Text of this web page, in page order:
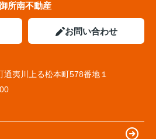
所南不動産
お問い合わせ
夷川上る松本町578番地１